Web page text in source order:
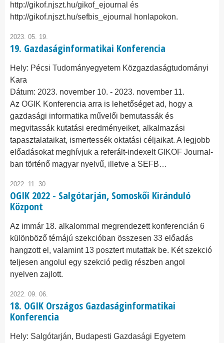
http://gikof.njszt.hu/gikof_ejournal és
http://gikof.njszt.hu/sefbis_ejournal honlapokon.
2023. 05. 19.
19. Gazdaságinformatikai Konferencia
Hely: Pécsi Tudományegyetem Közgazdaságtudományi
Kara
Dátum: 2023. november 10. - 2023. november 11.
Az OGIK Konferencia arra is lehetőséget ad, hogy a
gazdasági informatika művelői bemutassák és
megvitassák kutatási eredményeiket, alkalmazási
tapasztalataikat, ismertessék oktatási céljaikat. A legjobb
előadásokat meghívjuk a referált-indexelt GIKOF Journal-
ban történő magyar nyelvű, illetve a SEFB…
2022. 11. 30.
OGIK 2022 - Salgótarján, Somoskői Kiránduló
Központ
Az immár 18. alkalommal megrendezett konferencián 6
különböző témájú szekcióban összesen 33 előadás
hangzott el, valamint 13 posztert mutattak be. Két szekció
teljesen angolul egy szekció pedig részben angol
nyelven zajlott.
2022. 09. 06.
18. OGIK Országos Gazdaságinformatikai
Konferencia
Hely: Salgótarján, Budapesti Gazdasági Egyetem